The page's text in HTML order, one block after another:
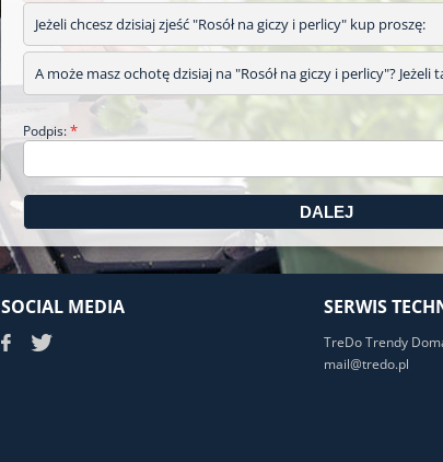
Jeżeli chcesz dzisiaj zjeść "Rosół na giczy i perlicy" kup proszę:
A może masz ochotę dzisiaj na "Rosół na giczy i perlicy"? Jeżeli
Podpis:*
SOCIAL MEDIA SERWIS
TreDo Trendy
mail@tredo.pl